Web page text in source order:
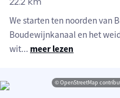
We starten ten noorden van
Boudewijnkanaal en het
wit... meer lezen
© OpenStreetMap